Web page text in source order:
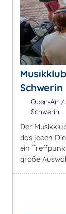
Schwerin
Open-Air /
Schwerin
Der
das jeden
ein
große